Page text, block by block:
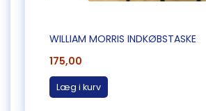
WILLIAM MORRIS INDKØBSTASKE
175,00
Læg i kurv